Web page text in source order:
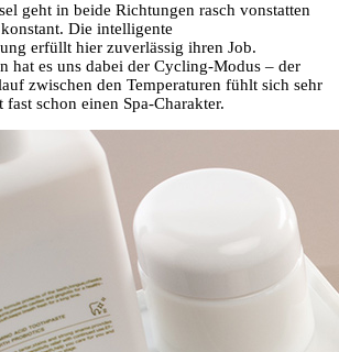
geht in beide Richtungen rasch vonstatten
Die intelligente
erfüllt hier zuverlässig ihren Job.
hat es uns dabei der Cycling-Modus – der
zwischen den Temperaturen fühlt sich sehr
fast schon einen Spa-Charakter.